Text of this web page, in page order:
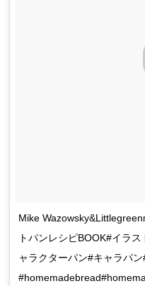
Mike
トパンレシピBOOK#イラ
ャラクターパン#キャラパ